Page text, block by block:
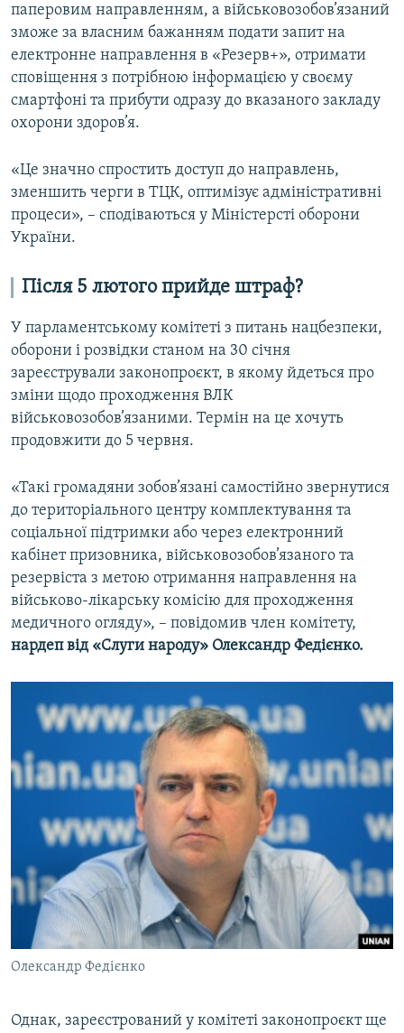
паперовим направленням, а військовозобов’язаний
зможе за власним бажанням подати запит на
електронне направлення в «Резерв+», отримати
сповіщення з потрібною інформацією у своєму
смартфоні та прибути одразу до вказаного закладу
охорони здоров’я.
«Це значно спростить доступ до направлень,
зменшить черги в ТЦК, оптимізує адміністративні
процеси», – сподіваються у Міністерсті оборони
України.
Після 5 лютого прийде штраф?
У парламентському комітеті з питань нацбезпеки,
оборони і розвідки станом на 30 січня
зареєстрували законопроєкт, в якому йдеться про
зміни щодо проходження ВЛК
військовозобов’язаними. Термін на це хочуть
продовжити до 5 червня.
«Такі громадяни зобов’язані самостійно звернутися
до територіального центру комплектування та
соціальної підтримки або через електронний
кабінет призовника, військовозобов’язаного та
резервіста з метою отримання направлення на
військово-лікарську комісію для проходження
медичного огляду», – повідомив член комітету,
нардеп від «Слуги народу» Олександр Федієнко.
Олександр Федієнко
Однак, зареєстрований у комітеті законопроєкт ще